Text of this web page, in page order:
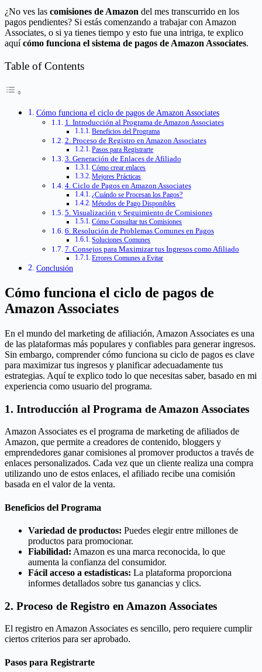
Compartir
¿No ves las comisiones de Amazon del mes transcurrido en los
pagos pendientes? Si estás comenzando a trabajar con Amazon
Associates, o si ya tienes tiempo y esto fue una intriga, te explico
aquícómo funciona el sistema de pagos de Amazon Associates.
Table of Contents
Cómo funciona el ciclo de pagos de Amazon Associates
1. Introducción al Programa de Amazon Associates
Beneficios del Programa
2. Proceso de Registro en Amazon Associates
Pasos para Registrarte
3. Generación de Enlaces de Afiliado
Cómo crear enlaces
Mejores Prácticas
4. Ciclo de Pagos en Amazon Associates
¿Cuándo se Procesan los Pagos?
Métodos de Pago Disponibles
5. Visualización y Seguimiento de Comisiones
Cómo Consultar tus Comisiones
6. Resolución de Problemas Comunes en Pagos
Soluciones Comunes
7. Consejos para Maximizar tus Ingresos como Afiliado
Errores Comunes a Evitar
Conclusión
Cómo funciona el ciclo de pagos de
Amazon Associates
En el mundo del marketing de afiliación, Amazon Associates es una
de las plataformas más populares y confiables para generar ingresos.
Sin embargo, comprender cómo funciona su ciclo de pagos es clave
para maximizar tus ingresos y planificar adecuadamente tus
estrategias. Aquí te explico todo lo que necesitas saber, basado en mi
experiencia como usuario del programa.
1. Introducción al Programa de Amazon Associates
Amazon Associates es el programa de marketing de afiliados de
Amazon, que permite a creadores de contenido, bloggers y
emprendedores ganar comisiones al promover productos a través de
enlaces personalizados. Cada vez que un cliente realiza una compra
utilizando uno de estos enlaces, el afiliado recibe una comisión
basada en el valor de la venta.
Beneficios del Programa
Variedad de productos: Puedes elegir entre millones de
productos para promocionar.
Fiabilidad: Amazon es una marca reconocida, lo que
aumenta la confianza del consumidor.
Fácil acceso a estadísticas: La plataforma proporciona
informes detallados sobre tus ganancias y clics.
2. Proceso de Registro en Amazon Associates
El registro en Amazon Associates es sencillo, pero requiere cumplir
ciertos criterios para ser aprobado.
Pasos para Registrarte